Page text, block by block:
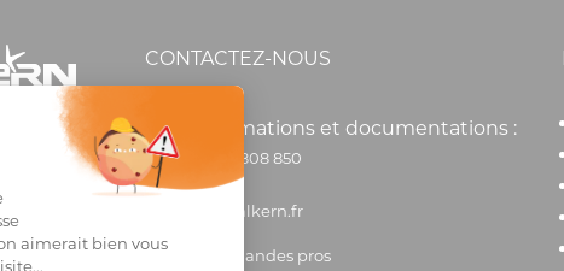
CONTACTEZ-NOUS
Informations et documentations :
0 806 808 850
info@alkern.fr
Commandes pros